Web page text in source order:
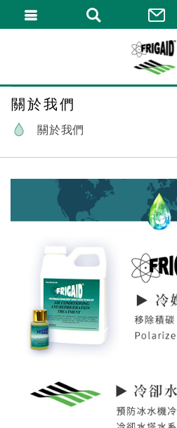
關於我們
關於我們
繁體中文
English